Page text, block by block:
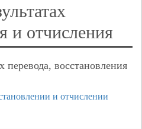
и отчисления
перевода, восстановления
и отчислении